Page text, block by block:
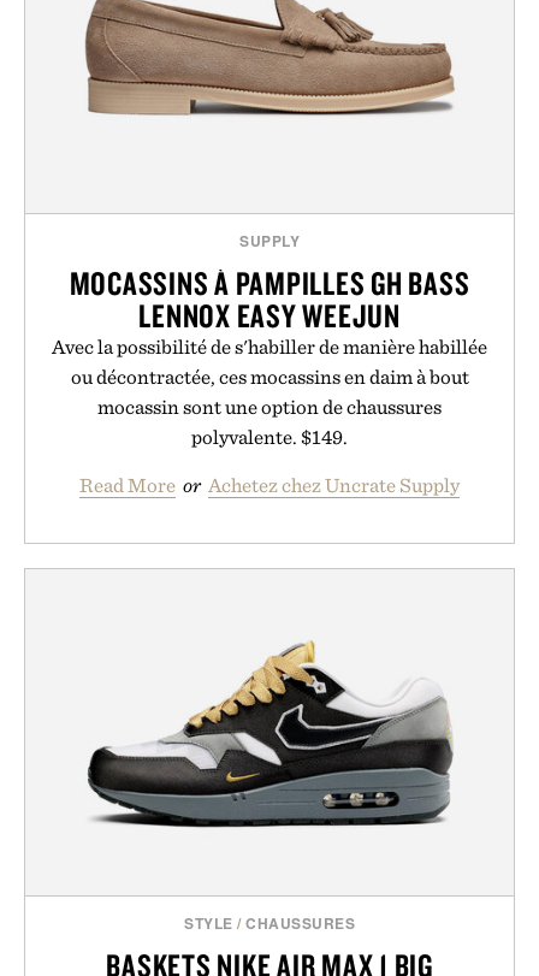
SUPPLY
MOCASSINS À PAMPILLES GH BASS
LENNOX EASY WEEJUN
Avec la possibilité de s'habiller de manière habillée
ou décontractée, ces mocassins en daim à bout
mocassin sont une option de chaussures
polyvalente. $149.
Read More or Achetez chez Uncrate Supply
STYLE /CHAUSSURES
BASKETS NIKE AIR MAX 1 BIG